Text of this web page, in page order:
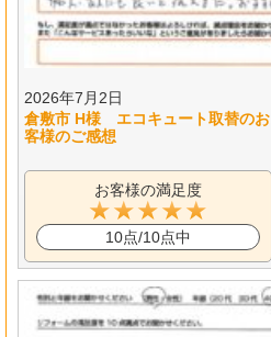
2026年7月2日
倉敷市 H様 エコキュート取替のお
客様のご感想
お客様の満足度
10点/10点中